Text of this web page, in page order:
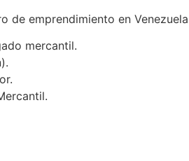
de emprendimiento en
mercantil.